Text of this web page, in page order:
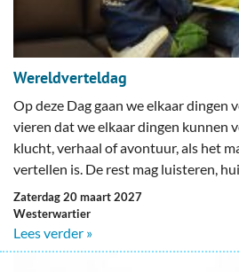
Wereldverteldag
Op deze Dag gaan we elkaar
vieren dat we elkaar dingen kunnen
klucht, verhaal of avontuur, als het
vertellen is. De rest mag luisteren,
zaterdag 20 maart 2027
Westerwartier
Lees verder »